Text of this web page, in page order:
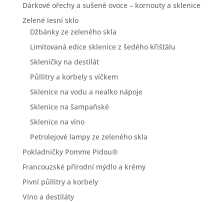
Dárkové ořechy a sušené ovoce – kornouty a sklenice
Zelené lesní sklo
Džbánky ze zeleného skla
Limitovaná edice sklenice z šedého křišťálu
Skleničky na destilát
Půllitry a korbely s víčkem
Sklenice na vodu a nealko nápoje
Sklenice na šampaňské
Sklenice na víno
Petrolejové lampy ze zeleného skla
Pokladničky Pomme Pidou®
Francouzské přírodní mýdlo a krémy
Pivní půllitry a korbely
Víno a destiláty